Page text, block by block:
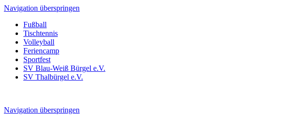
Navigation überspringen
Fußball
Tischtennis
Volleyball
Feriencamp
Sportfest
SV Blau-Weiß Bürgel e.V.
SV Thalbürgel e.V.
Navigation überspringen